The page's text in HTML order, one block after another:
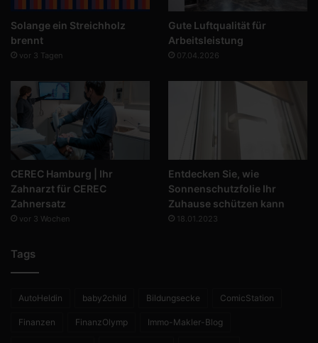
Solange ein Streichholz
brennt
vor 3 Tagen
Gute Luftqualität für
Arbeitsleistung
07.04.2026
CEREC Hamburg | Ihr
Zahnarzt für CEREC
Zahnersatz
vor 3 Wochen
Entdecken Sie, wie
Sonnenschutzfolie Ihr
Zuhause schützen kann
18.01.2023
Tags
AutoHeldin baby2child Bildungsecke ComicStation
Finanzen FinanzOlymp Immo-Makler-Blog